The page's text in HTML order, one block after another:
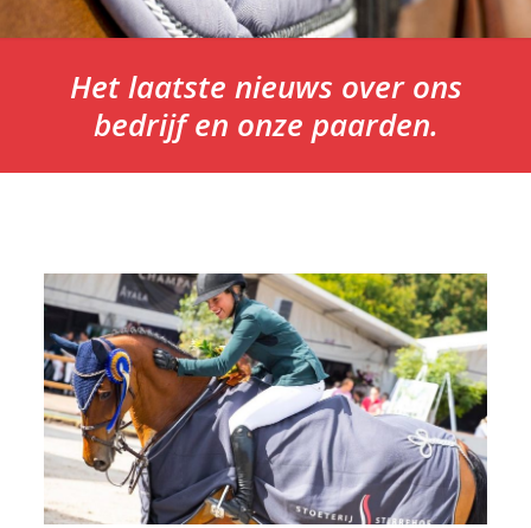
Het laatste nieuws over ons
bedrijf en onze paarden.